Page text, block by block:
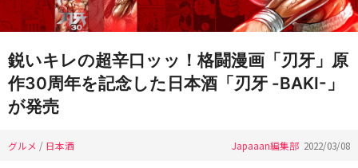
鋭いキレの超辛口ッッ！格闘漫画「刃牙」原
作30周年を記念した日本酒「刃牙 -BAKI-」
が発売
グルメ / 日本酒 Japaaan編集部 2022/03/08